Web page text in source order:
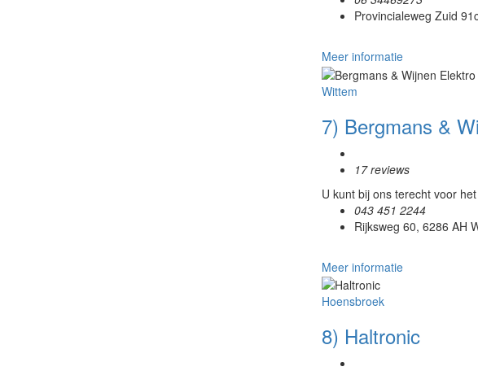
Provincialeweg Zuid
Meer informatie
Wittem
7) Bergmans &
17 reviews
U kunt bij ons terecht voor
043 451 2244
Rijksweg 60, 6286 AH
Meer informatie
Hoensbroek
8) Haltronic